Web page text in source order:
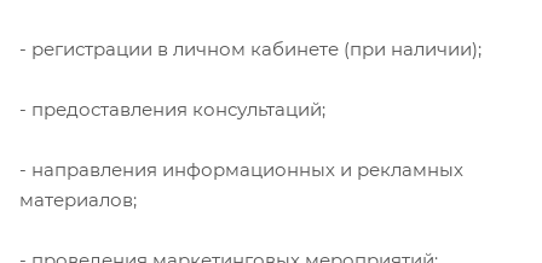
- регистрации в личном кабинете (при наличии);
- предоставления консультаций;
- направления информационных и рекламных
материалов;